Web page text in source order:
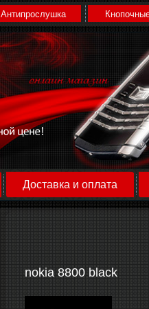
Антипрослушка
Доставка и оплата
nokia 8800 black